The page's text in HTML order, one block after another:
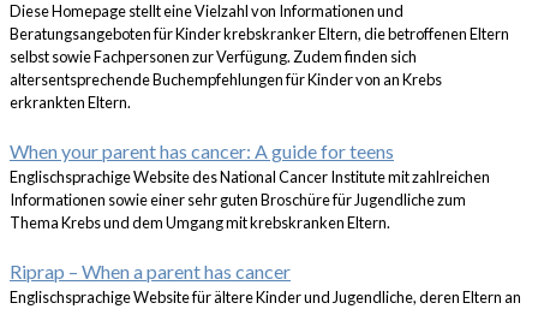
Diese Homepage stellt eine Vielzahl von Informationen und
Beratungsangeboten für Kinder krebskranker Eltern, die betroffenen Eltern
selbst sowie Fachpersonen zur Verfügung. Zudem finden sich
altersentsprechende Buchempfehlungen für Kinder von an Krebs
erkrankten Eltern.
When your parent has cancer: A guide for teens
Englischsprachige Website des National Cancer Institute mit zahlreichen
Informationen sowie einer sehr guten Broschüre für Jugendliche zum
Thema Krebs und dem Umgang mit krebskranken Eltern.
Riprap – When a parent has cancer
Englischsprachige Website für ältere Kinder und Jugendliche, deren Eltern an